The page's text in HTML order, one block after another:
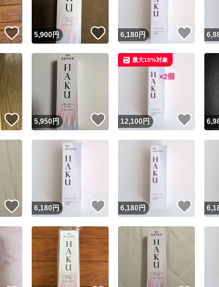
いいね！
5,900円 いいね！
6,180円 いい
いいね！
5,950円 いいね！
12,100円 いい
最大10%対象
いいね！
6,180円 いいね！
6,180円 いい